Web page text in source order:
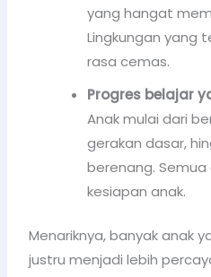
yang hangat
Lingkungan yang
rasa cemas.
Progres belajar
Anak mulai dari
gerakan dasar,
berenang. Semua
kesiapan anak.
Menariknya, banyak anak
justru menjadi lebih